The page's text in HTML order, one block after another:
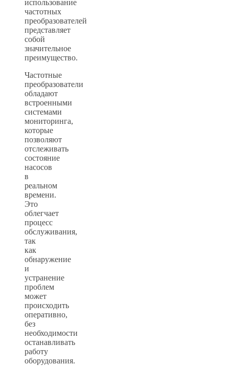
использование
частотных
преобразователей
представляет
собой
значительное
преимущество.
Частотные
преобразователи
обладают
встроенными
системами
мониторинга,
которые
позволяют
отслеживать
состояние
насосов
в
реальном
времени.
Это
облегчает
процесс
обслуживания,
так
как
обнаружение
и
устранение
проблем
может
происходить
оперативно,
без
необходимости
останавливать
работу
оборудования.